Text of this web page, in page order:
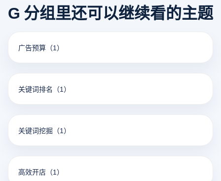
G 分组里还可以继续看的主题
广告预算 （1）
关键词排名 （1）
关键词挖掘 （1）
高效开店 （1）